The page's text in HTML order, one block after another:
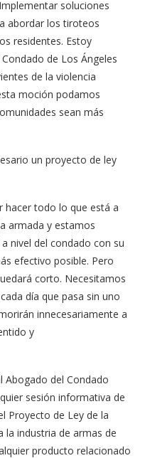
soluciones
abordar los tiroteos
residentes. Estoy
de Los Ángeles
de la violencia
moción podamos
sean más
un proyecto de ley
hacer todo lo que está a
armada y estamos
nivel del condado con su
efectivo posible. Pero
corto. Necesitamos
día que pasa sin uno
innecesariamente a
y
Abogado del Condado
sesión informativa de
Proyecto de Ley de la
la industria de armas de
producto relacionado